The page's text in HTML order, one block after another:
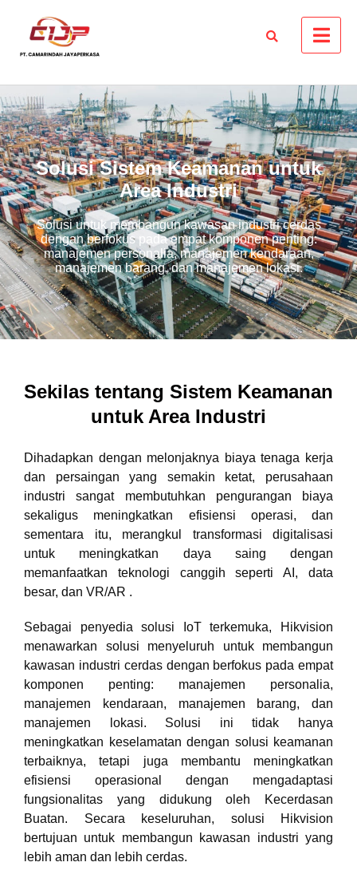
Solusi Sistem Keamanan untuk
Area Industri
Solusi untuk membangun kawasan industri cerdas
dengan berfokus pada empat komponen penting:
manajemen personalia, manajemen kendaraan,
manajemen barang, dan manajemen lokasi.
Sekilas tentang Sistem Keamanan
untuk Area Industri
Dihadapkan dengan melonjaknya biaya tenaga kerja
dan persaingan yang semakin ketat, perusahaan
industri sangat membutuhkan pengurangan biaya
sekaligus meningkatkan efisiensi operasi, dan
sementara itu, merangkul transformasi digitalisasi
untuk meningkatkan daya saing dengan
memanfaatkan teknologi canggih seperti AI, data
besar, dan VR/AR .
Sebagai penyedia solusi IoT terkemuka, Hikvision
menawarkan solusi menyeluruh untuk membangun
kawasan industri cerdas dengan berfokus pada empat
komponen penting: manajemen personalia,
manajemen kendaraan, manajemen barang, dan
manajemen lokasi. Solusi ini tidak hanya
meningkatkan keselamatan dengan solusi keamanan
terbaiknya, tetapi juga membantu meningkatkan
efisiensi operasional dengan mengadaptasi
fungsionalitas yang didukung oleh Kecerdasan
Buatan. Secara keseluruhan, solusi Hikvision
bertujuan untuk membangun kawasan industri yang
lebih aman dan lebih cerdas.